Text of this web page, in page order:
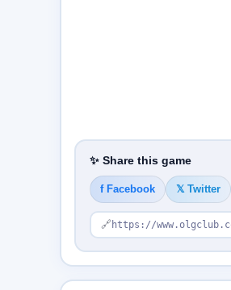
✨ Share this game
f Facebook 𝕏 Twitter
🔗 https://